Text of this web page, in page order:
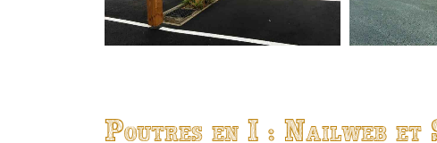
Poutres en I : Nailweb et